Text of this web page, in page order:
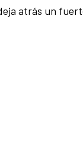
atrás un